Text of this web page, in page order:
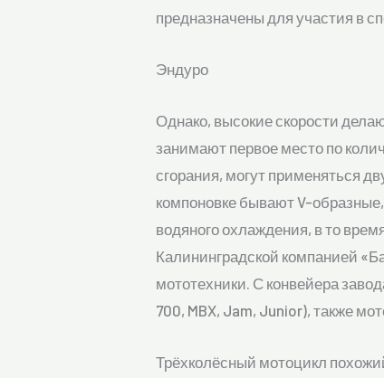
предназначены для участия в
Эндуро
Однако, высокие скорости
занимают первое место по
сгорания, могут применяться
компоновке бывают V-
водяного охлаждения, в то
Калининградской компанией
мототехники. С конвейера
700, MBX, Jam, Junior), также
Трёхколёсный мотоцикл